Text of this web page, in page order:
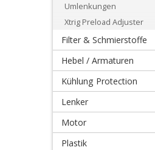
Radlagerkits
Schwingenlager
Stoßdämpferlager
Andere
Umlenkungen
Xtrig Preload Adjuster
Filter & Schmierstoffe
Hebel / Armaturen
Kühlung Protection
Lenker
Motor
Plastik